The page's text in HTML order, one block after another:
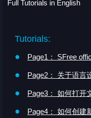
Full Tutorials in English
Tutorials:
●
Page1： SFree
● Page2： 关于语言
● Page3： 如何打开
● Page4： 如何创建